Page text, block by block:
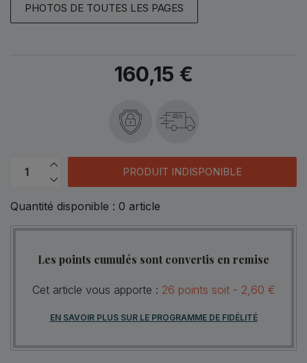
PHOTOS DE TOUTES LES PAGES
160,15 €
48h
PRODUIT INDISPONIBLE
Quantité disponible : 0 article
Les points cumulés sont convertis en remise
Cet article vous apporte : 26 points soit - 2,60 €
EN SAVOIR PLUS SUR LE PROGRAMME DE FIDÉLITÉ